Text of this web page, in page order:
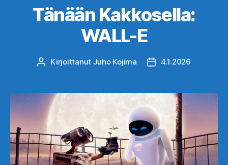
Tänään Kakkosella:
WALL-E
Kirjoittaja
Kirjoittanut Juho Kojima Julkaisupäivämäärä
4.1.2026